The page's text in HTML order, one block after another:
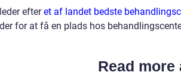
efteret af landet bedste
for at få en plads hos
Read